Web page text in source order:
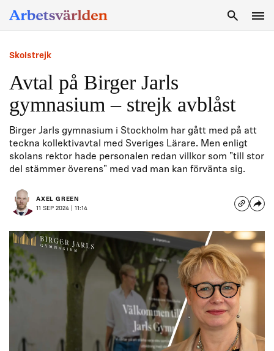
Skolstrejk
Avtal på Birger Jarls
gymnasium – strejk avblåst
Birger Jarls gymnasium i Stockholm har gått med på att
teckna kollektivavtal med Sveriges Lärare. Men enligt
skolans rektor hade personalen redan villkor som "till stor
del stämmer överens" med vad man kan förvänta sig.
AXEL GREEN
11 SEP 2024 | 11:14